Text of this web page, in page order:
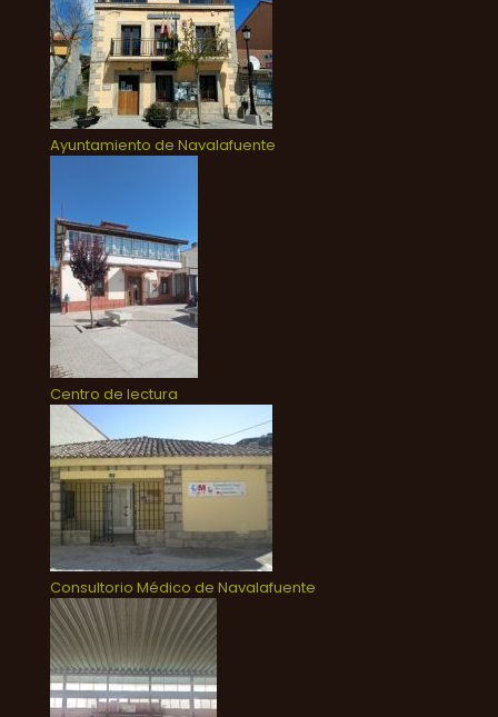
Ayuntamiento de Navalafuente
Centro de lectura
Consultorio Médico de Navalafuente